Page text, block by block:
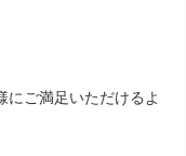
にご満足いただけるよ